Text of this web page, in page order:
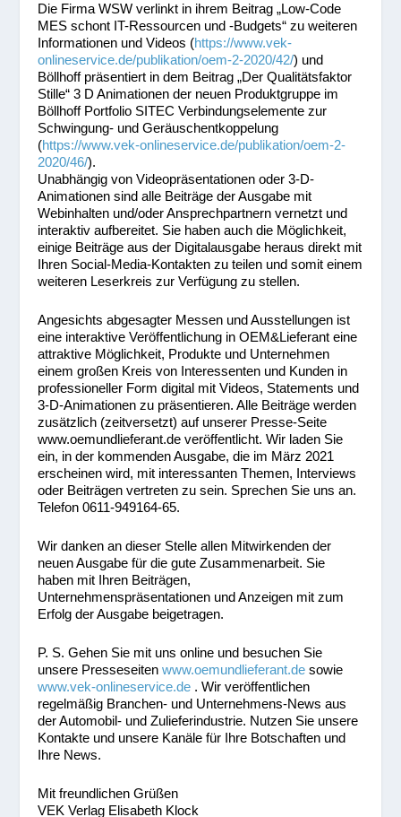
Die Firma WSW verlinkt in ihrem Beitrag „Low-Code
MES schont IT-Ressourcen und -Budgets“ zu weiteren
Informationen und Videos (https://www.vek-
onlineservice.de/publikation/oem-2-2020/42/) und
Böllhoff präsentiert in dem Beitrag „Der Qualitätsfaktor
Stille“ 3 D Animationen der neuen Produktgruppe im
Böllhoff Portfolio SITEC Verbindungselemente zur
Schwingung- und Geräuschentkoppelung
(https://www.vek-onlineservice.de/publikation/oem-2-
2020/46/).
Unabhängig von Videopräsentationen oder 3-D-
Animationen sind alle Beiträge der Ausgabe mit
Webinhalten und/oder Ansprechpartnern vernetzt und
interaktiv aufbereitet. Sie haben auch die Möglichkeit,
einige Beiträge aus der Digitalausgabe heraus direkt mit
Ihren Social-Media-Kontakten zu teilen und somit einem
weiteren Leserkreis zur Verfügung zu stellen.
Angesichts abgesagter Messen und Ausstellungen ist
eine interaktive Veröffentlichung in OEM&Lieferant eine
attraktive Möglichkeit, Produkte und Unternehmen
einem großen Kreis von Interessenten und Kunden in
professioneller Form digital mit Videos, Statements und
3-D-Animationen zu präsentieren. Alle Beiträge werden
zusätzlich (zeitversetzt) auf unserer Presse-Seite
www.oemundlieferant.de veröffentlicht. Wir laden Sie
ein, in der kommenden Ausgabe, die im März 2021
erscheinen wird, mit interessanten Themen, Interviews
oder Beiträgen vertreten zu sein. Sprechen Sie uns an.
Telefon 0611-949164-65.
Wir danken an dieser Stelle allen Mitwirkenden der
neuen Ausgabe für die gute Zusammenarbeit. Sie
haben mit Ihren Beiträgen,
Unternehmenspräsentationen und Anzeigen mit zum
Erfolg der Ausgabe beigetragen.
P. S. Gehen Sie mit uns online und besuchen Sie
unsere Presseseitenwww.oemundlieferant.de sowie
www.vek-onlineservice.de . Wir veröffentlichen
regelmäßig Branchen- und Unternehmens-News aus
der Automobil- und Zulieferindustrie. Nutzen Sie unsere
Kontakte und unsere Kanäle für Ihre Botschaften und
Ihre News.
Mit freundlichen Grüßen
VEK Verlag Elisabeth Klock